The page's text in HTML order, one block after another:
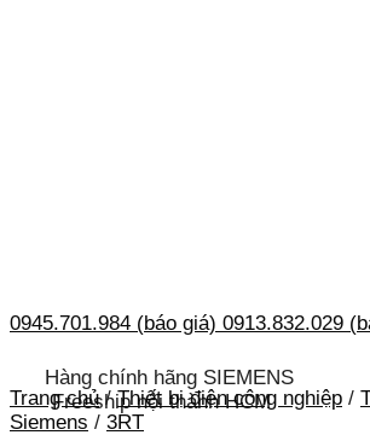
0945.701.984 (báo giá) 0913.832.029
Hàng chính hãng SIEMENS
Freeship nội thành HCM
Trang chủ / Thiết bị điện công nghiệp /
Siemens / 3RT